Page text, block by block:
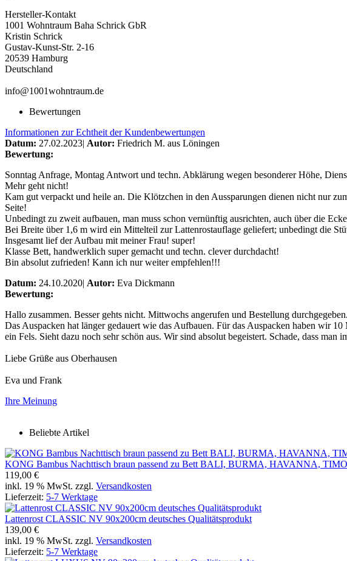
Hersteller-Kontakt
1001 Wohntraum Baha Schrick GbR
Kristin Schrick
Gustav-Kunst-Str. 2-16
20539 Hamburg
Deutschland
info@1001wohntraum.de
Bewertungen
Informationen zur Echtheit der Kundenbewertungen
Datum: 27.02.2023| Autor: Friedrich M. aus Löningen
Bewertung:
Sonntag Anfrage, Montag Antwort und techn. Abklärung wegen besonderer Höhe,
Mehr geht nicht!
Kam gut verpackt und heile an. Die Klötzchen in den Aussparungen dienen nicht nur
Seite!
Unbedingt zu zweit aufbauen, man muss schon vernünftig ausrichten, auch über die
Bei Breite über 1,6 m wird ein Mittelteil zur Lattenrostauflage geliefert; unbedingt die
Insgesamt lief der Aufbau mit meiner Frau! super!
Klasse Bett, handwerklich super gemacht und techn. clever durchdacht!
Bin absolut zufrieden! Kann ich nur weiter empfehlen!!!
Datum: 24.10.2020| Autor: Eva Dickmann
Bewertung:
Hallo zusammen. Besser gehts nicht. Mittwochs angerufen und Bestellung
Das Auspacken hat länger gedauert wie das Aufbauen. Für das Auspacken haben wir
ein Fels. Sieht dazu noch sehr schön aus. Wir sind absolut begeistert. Schade, dass
Liebe Grüße aus Oberhausen
Eva und Frank
Ihre Meinung
Beliebte Artikel
KONG Bambus Nachttisch braun passend zu Bett BALI, BURMA, HAVANNA,
119,00 €
inkl. 19 % MwSt. zzgl. Versandkosten
Lieferzeit: 5-7 Werktage
Lattenrost CLASSIC NV 90x200cm deutsches Qualitätsprodukt
139,00 €
inkl. 19 % MwSt. zzgl. Versandkosten
Lieferzeit: 5-7 Werktage